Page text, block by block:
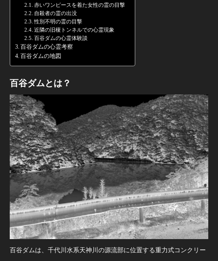
赤いワンピースを着た女性の霊の目撃
自殺者の霊の出没
性別不明の霊の目撃
近隣の旧榎トンネルでの心霊現象
百谷ダムの心霊体験談
百谷ダムの心霊考察
百谷ダムの地図
百谷ダムとは？
百谷ダムは、千代川水系天神川の源流部に位置する重力式コンクリー